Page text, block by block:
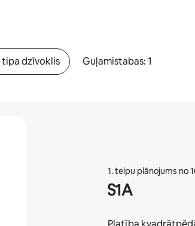
tipa dzīvoklis Guļamistabas: 1
1. telpu plānojums no
S1A